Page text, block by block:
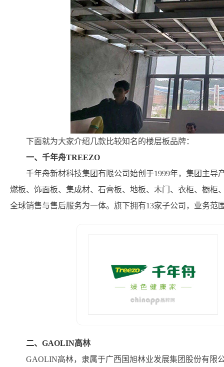
下面就为大家介绍几款比较知名的楼层板品牌：
一、千年舟TREEZO
千年舟新材科技集团有限公司始创于1999年，集团主
燃板、饰面板、集成材、石膏板、地板、木门、衣柜、橱柜
全球销售与售后服务为一体。旗下拥有13家子公司，业务范
二、GAOLIN高林
GAOLIN高林，隶属于广西国旭林业发展集团股份有限